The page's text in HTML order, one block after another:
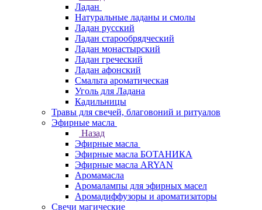
Ладан
Натуральные ладаны и смолы
Ладан русский
Ладан старообрядческий
Ладан монастырский
Ладан греческий
Ладан афонский
Смальта ароматическая
Уголь для Ладана
Кадильницы
Травы для свечей, благовоний и ритуалов
Эфирные масла
Назад
Эфирные масла
Эфирные масла БОТАНИКА
Эфирные масла ARYAN
Аромамасла
Аромалампы для эфирных масел
Аромадиффузоры и ароматизаторы
Свечи магические